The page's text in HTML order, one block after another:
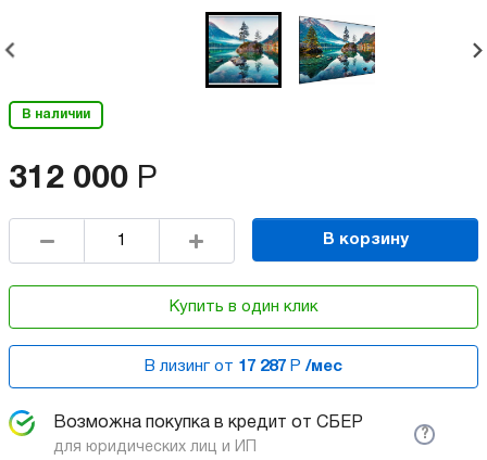
В наличии
312 000 Р
В корзину
Купить в один клик
В лизинг от 17 287 Р /мес
Возможна покупка в кредит от СБЕР
для юридических лиц и ИП
?